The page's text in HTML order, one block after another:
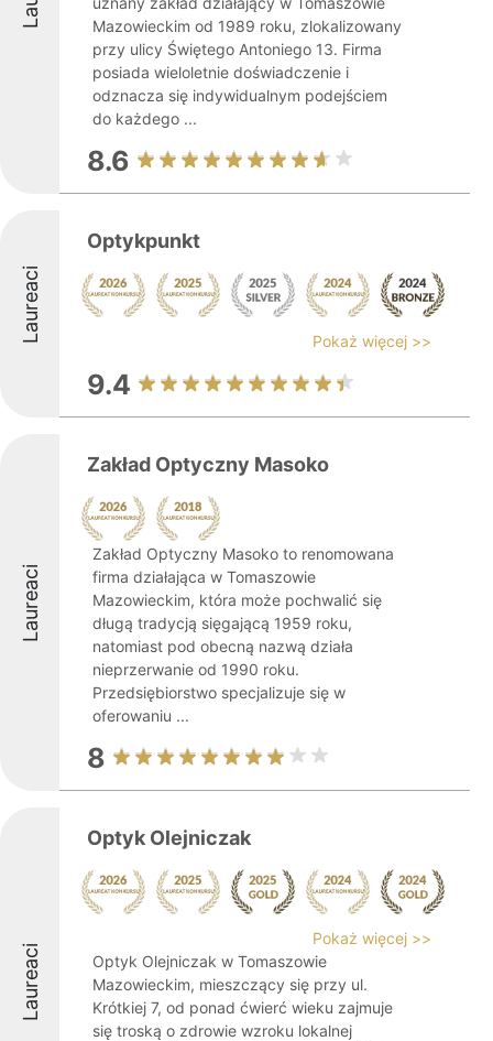
Mazowieckim od 1989 roku, zlokalizowany
przy ulicy Świętego Antoniego 13. Firma
posiada wieloletnie doświadczenie i
odznacza się indywidualnym podejściem
do każdego ...
8.6
Laureaci
Optykpunkt
Pokaż więcej >>
9.4
Laureaci
Zakład Optyczny Masoko
Zakład Optyczny Masoko to renomowana
firma działająca w Tomaszowie
Mazowieckim, która może pochwalić się
długą tradycją sięgającą 1959 roku,
natomiast pod obecną nazwą działa
nieprzerwanie od 1990 roku.
Przedsiębiorstwo specjalizuje się w
oferowaniu ...
8
Laureaci
Optyk Olejniczak
Pokaż więcej >>
Optyk Olejniczak w Tomaszowie
Mazowieckim, mieszczący się przy ul.
Krótkiej 7, od ponad ćwierć wieku zajmuje
się troską o zdrowie wzroku lokalnej